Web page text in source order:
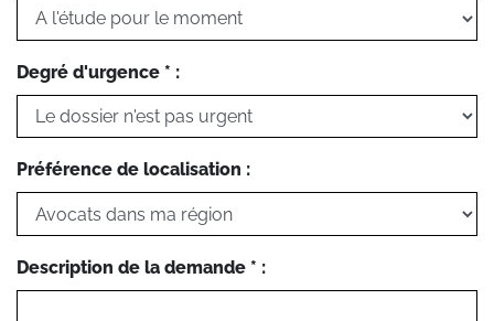
Degré d'urgence * :
Préférence de localisation :
Description de la demande * :